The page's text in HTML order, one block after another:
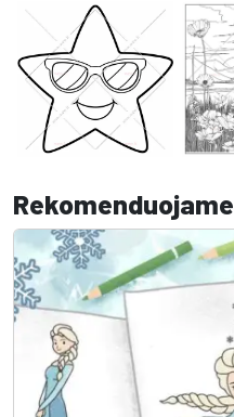
Rekomenduojame